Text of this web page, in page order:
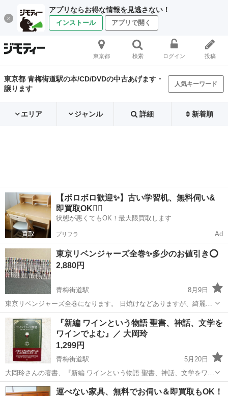
アプリならお得な情報を見逃さない！
インストール アプリで開く
東京都 検索 ログイン 投稿
東京都 青梅街道駅の本/CD/DVDの中古あげます・
譲ります
人気キーワード
エリア ジャンル 詳細 新着順
【ボロボロ歓迎✨】古い学習机、無料伺い&
即買取OK🙆‍♀️
状態が悪くてもOK！最大限買取します
プリフラ Ad
東京リベンジャーズ全巻✨多少のお値引き⭕️
2,880円
青梅街道駅
8月9日
東京リベンジャーズ全巻になります。 日焼けなどありますが、綺麗な
方だと思います。 早くお取り引きできる方を優先しますのでご理解く
ださい。 よろしくお願いします！
東京 小平市 青梅街道駅 マンガ、コミック、アニメ
『新編 ワインという物語 聖書、神話、文学を
ワインでよむ』／ 大岡玲
1,299円
青梅街道駅
5月20日
大岡玲さんの著書、『新編 ワインという物語 聖書、神話、文学をワイ
ンでよむ』です！^.^☆ 帯付きです。 ●定価：￥１,６５０ 1度も読んで
いませんが、外側に多少傷等が見受けられます。お写真でご確認くだ
東京 小平市 青梅街道駅 歴史、心理、教育 聖書
運べない家具、無料でお伺い＆即買取もOK！